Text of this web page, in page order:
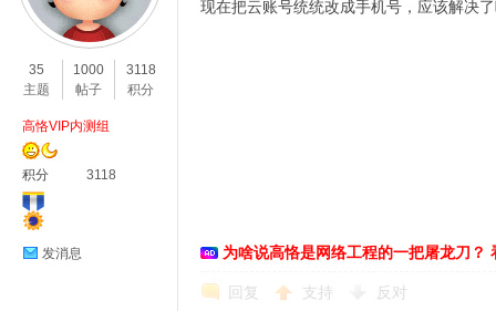
35
主题
1000
帖子
3118
积分
高恪VIP内测组
积分 3118
发消息
现在把云账号统统改成手机号，应该解决
为啥说高恪是网络工程的一把屠龙刀？
回复 支持 反对